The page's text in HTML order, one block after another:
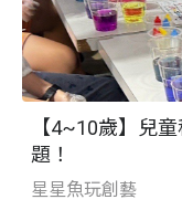
【4~10歲】兒
題！
星星魚玩創藝